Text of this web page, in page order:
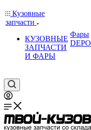
Кузовные
запчасти
КУЗОВНЫЕ
ЗАПЧАСТИ
И ФАРЫ
Фары
DEPO